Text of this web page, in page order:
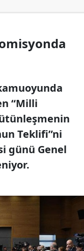
“Milli
Teklifi”ni
günü Genel